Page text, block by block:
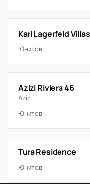
Karl Lagerfeld Villas
Юнитов
Azizi Riviera 46
Azizi
Юнитов
Tura Residence
Юнитов